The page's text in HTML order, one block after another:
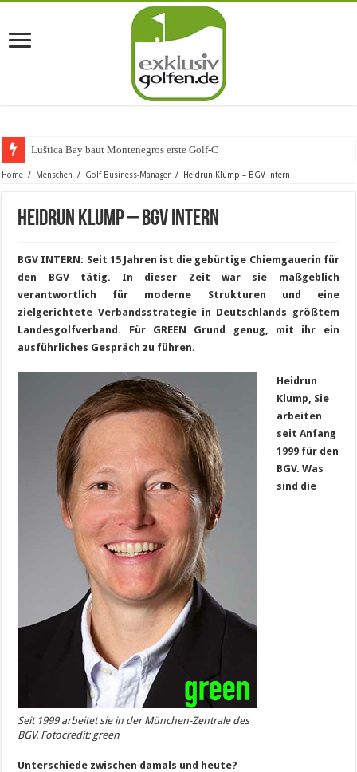
Luštica Bay baut Montenegros erste Golf-Community weit
Home / Menschen / Golf Business-Manager / Heidrun Klump – BGV intern
Heidrun Klump – BGV intern
BGV INTERN: Seit 15 Jahren ist die gebürtige Chiemgauerin für
den BGV tätig. In dieser Zeit war sie maßgeblich
verantwortlich für moderne Strukturen und eine
zielgerichtete Verbandsstrategie in Deutschlands größtem
Landesgolfverband. Für GREEN Grund genug, mit ihr ein
ausführliches Gespräch zu führen.
Seit 1999 arbeitet sie in der München-Zentrale des
BGV. Fotocredit: green
Heidrun
Klump, Sie
arbeiten
seit Anfang
1999 für den
BGV. Was
sind die
Unterschiede zwischen damals und heute?